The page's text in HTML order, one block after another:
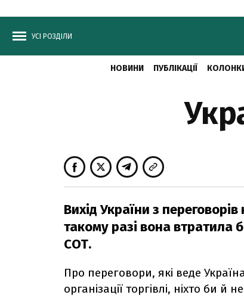
УСІ РОЗДІЛИ
НОВИНИ ПУБЛІКАЦІЇ
Вихід України з
такому разі вона втратила
СОТ.
Про переговори, які веде
організації торгівлі, ніхто би й